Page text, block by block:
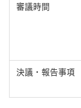
審議時間
決議・報告事項